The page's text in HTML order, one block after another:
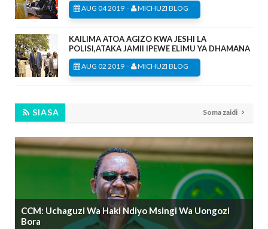
AUG 04 2019 - MICHUZI BLOG
KAILIMA ATOA AGIZO KWA JESHI LA
POLISI,ATAKA JAMII IPEWE ELIMU YA DHAMANA
AUG 02 2019 - MICHUZI BLOG
SIASA Soma zaidi
CCM: Uchaguzi Wa Haki Ndiyo Msingi Wa Uongozi
Bora